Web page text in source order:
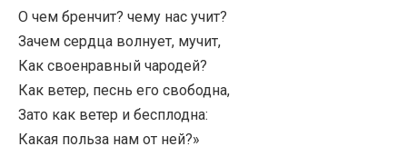
О чем бренчит? чему нас учит?
Зачем сердца волнует, мучит,
Как своенравный чародей?
Как ветер, песнь его свободна,
Зато как ветер и бесплодна:
Какая польза нам от ней?»